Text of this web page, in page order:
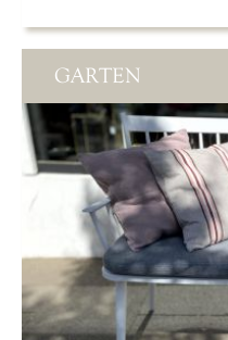
GARTEN